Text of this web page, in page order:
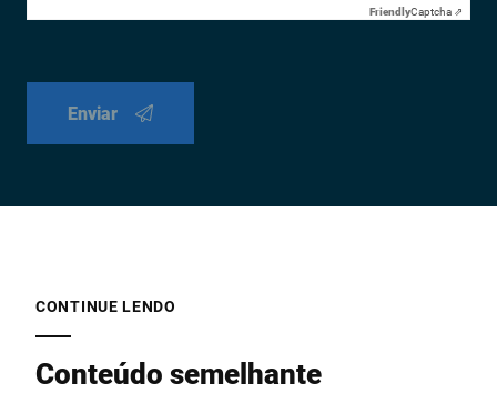
FriendlyCaptcha ⇗
Enviar
CONTINUE LENDO
Conteúdo semelhante